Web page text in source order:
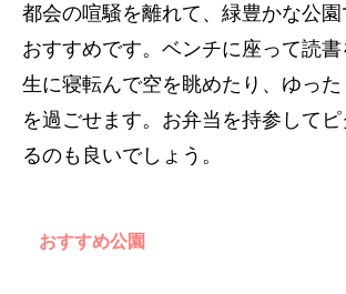
都会の喧騒を離れて、緑豊かな公
おすすめです。ベンチに座って読
生に寝転んで空を眺めたり、ゆっ
を過ごせます。お弁当を持参して
るのも良いでしょう。
おすすめ公園